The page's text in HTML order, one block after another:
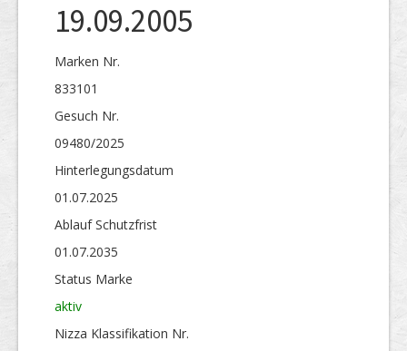
19.09.2005
Marken Nr.
833101
Gesuch Nr.
09480/2025
Hinterlegungs­datum
01.07.2025
Ablauf Schutzfrist
01.07.2035
Status Marke
aktiv
Nizza Klassifikation Nr.